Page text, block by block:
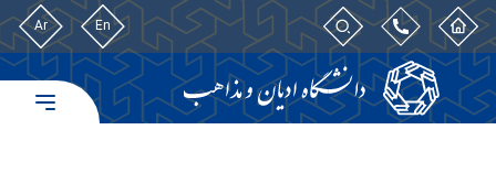
En
Ar